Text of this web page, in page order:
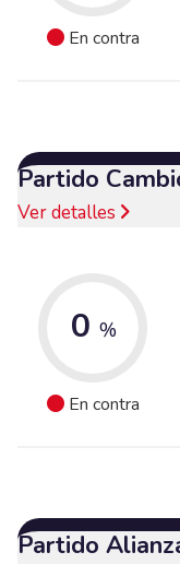
En contra
Partido
Ver detalles
0 %
En contra
Partido